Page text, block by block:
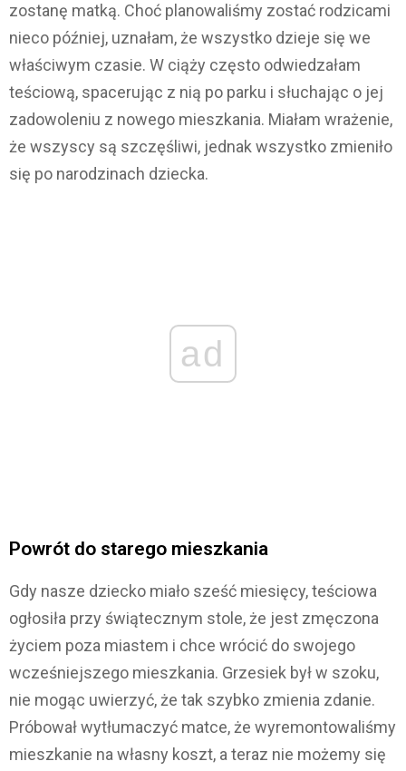
zostanę matką. Choć planowaliśmy zostać rodzicami
nieco później, uznałam, że wszystko dzieje się we
właściwym czasie. W ciąży często odwiedzałam
teściową, spacerując z nią po parku i słuchając o jej
zadowoleniu z nowego mieszkania. Miałam wrażenie,
że wszyscy są szczęśliwi, jednak wszystko zmieniło
się po narodzinach dziecka.
ad
Powrót do starego mieszkania
Gdy nasze dziecko miało sześć miesięcy, teściowa
ogłosiła przy świątecznym stole, że jest zmęczona
życiem poza miastem i chce wrócić do swojego
wcześniejszego mieszkania. Grzesiek był w szoku,
nie mogąc uwierzyć, że tak szybko zmienia zdanie.
Próbował wytłumaczyć matce, że wyremontowaliśmy
mieszkanie na własny koszt, a teraz nie możemy się